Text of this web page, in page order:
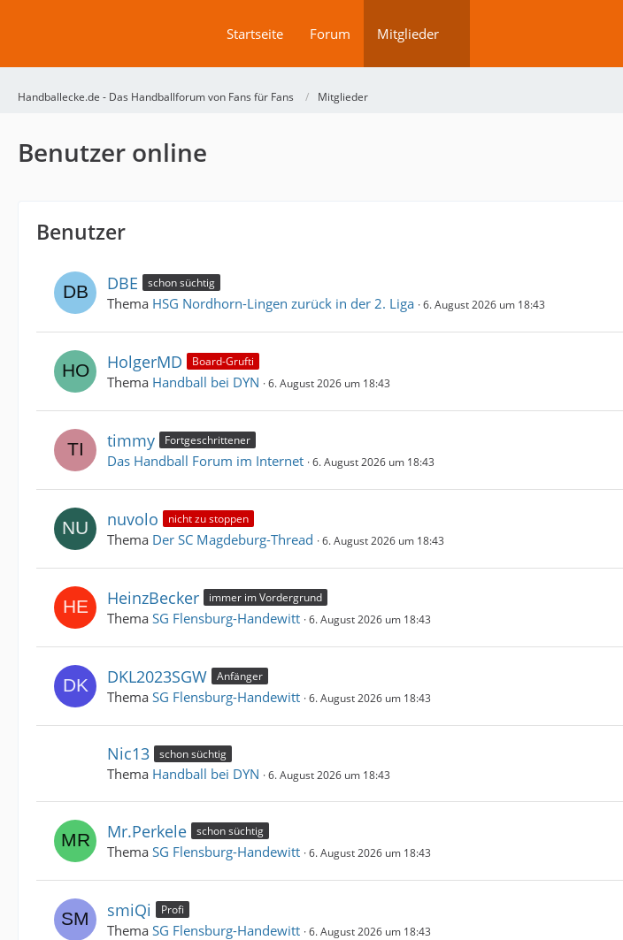
Startseite Forum Mitglieder
Handballecke.de - Das Handballforum von Fans für Fans Mitglieder
Benutzer online
Benutzer
DBE schon süchtig
Thema HSG Nordhorn-Lingen zurück in der 2. Liga 6. August 2026 um 18:43
HolgerMD Board-Grufti
Thema Handball bei DYN 6. August 2026 um 18:43
timmy Fortgeschrittener
Das Handball Forum im Internet 6. August 2026 um 18:43
nuvolo nicht zu stoppen
Thema Der SC Magdeburg-Thread 6. August 2026 um 18:43
HeinzBecker immer im Vordergrund
Thema SG Flensburg-Handewitt 6. August 2026 um 18:43
DKL2023SGW Anfänger
Thema SG Flensburg-Handewitt 6. August 2026 um 18:43
Nic13 schon süchtig
Thema Handball bei DYN 6. August 2026 um 18:43
Mr.Perkele schon süchtig
Thema SG Flensburg-Handewitt 6. August 2026 um 18:43
smiQi Profi
Thema SG Flensburg-Handewitt 6. August 2026 um 18:43